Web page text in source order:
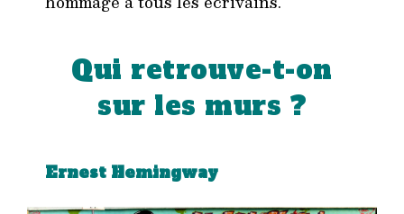
Qui retrouve-t-on
sur les murs ?
Ernest Hemingway